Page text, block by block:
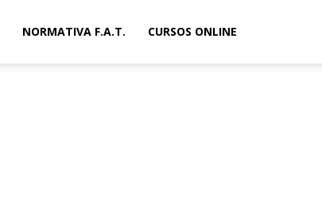
NORMATIVA F.A.T. CURSOS ONLINE